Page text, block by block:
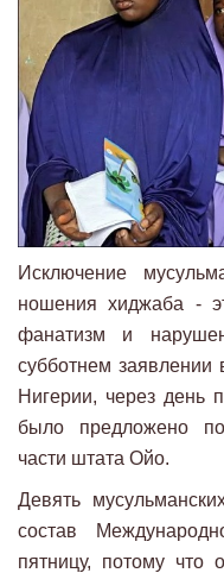
Исключение
ношения хиджаба -
фанатизм и
субботнем заявлении
Нигерии, через день
было предложено
части штата Ойо.
Девять
состав
пятницу, потому что